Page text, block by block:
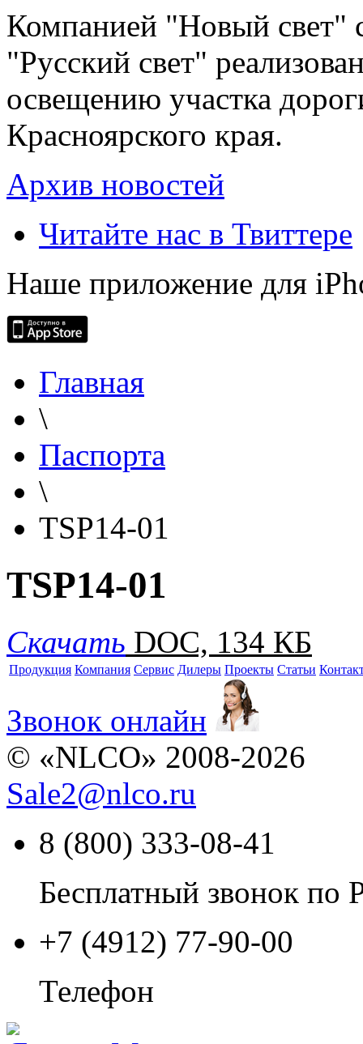
Компанией "Новый свет"
"Русский свет"
освещению участка
Красноярского края.
Архив новостей
Читайте нас в Твиттере
Наше приложение для
Главная
\
Паспорта
\
TSP14-01
TSP14-01
Скачать DOC, 134 КБ
Продукция Компания Сервис Дилеры Проекты Статьи
Звонок онлайн
© «NLCO» 2008-2026
Sale2@nlco.ru
8 (800) 333-08-41
Бесплатный звонок по
+7 (4912) 77-90-00
Телефон